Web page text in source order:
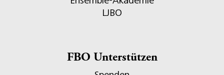
LJBO
FBO Unterstützen